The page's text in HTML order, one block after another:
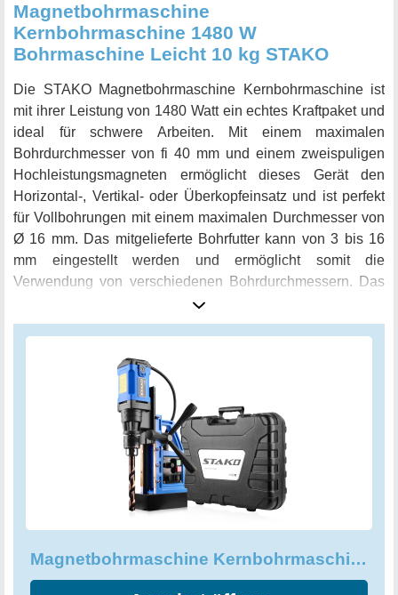
Magnetbohrmaschine
Kernbohrmaschine 1480 W
Bohrmaschine Leicht 10 kg STAKO
Die STAKO Magnetbohrmaschine Kernbohrmaschine ist
mit ihrer Leistung von 1480 Watt ein echtes Kraftpaket und
ideal für schwere Arbeiten. Mit einem maximalen
Bohrdurchmesser von fi 40 mm und einem zweispuligen
Hochleistungsmagneten ermöglicht dieses Gerät den
Horizontal-, Vertikal- oder Überkopfeinsatz und ist perfekt
für Vollbohrungen mit einem maximalen Durchmesser von
Ø 16 mm. Das mitgelieferte Bohrfutter kann von 3 bis 16
mm eingestellt werden und ermöglicht somit die
Verwendung von verschiedenen Bohrdurchmessern. Das
sanfte Starten und die maximale Umdrehungszahl bis 680
U / min belasten den Motor nicht und sorgen für eine
kompakte und leichte Design macht das Gerät einfach zu
handhaben und ideal für schwer zugängliche Stellen. Das
Gewicht von nur 10 kg ist ebenso ein Pluspunkt. Wenn Sie
auf der Suche nach einer leistungsfähigen und
benutzerfreundlichen Magnetbohrmaschine sind, die auch
schwere Aufgaben bewältigt, sollten Sie sich die STAKO
Magnetbohrmaschine Kernbohrmaschine genauer
Magnetbohrmaschine Kernbohrmaschine 1480 W Bohrmaschine Leicht, STAKO